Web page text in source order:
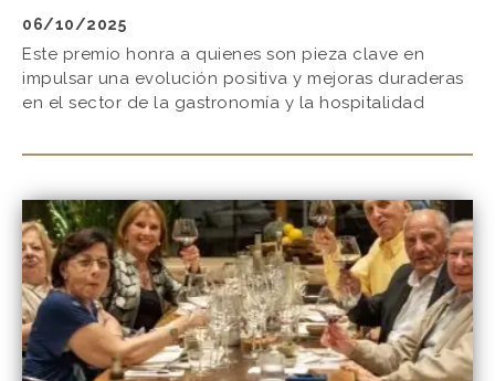
06/10/2025
Este premio honra a quienes son pieza clave en
impulsar una evolución positiva y mejoras duraderas
en el sector de la gastronomía y la hospitalidad